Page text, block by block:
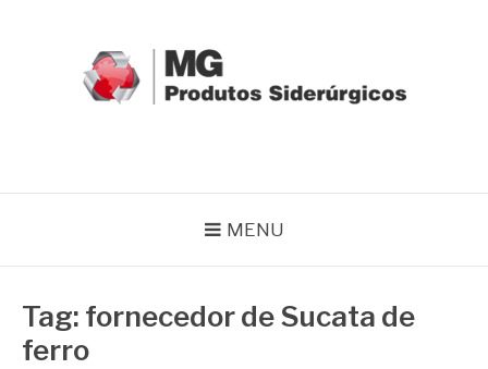
MENU
Tag: fornecedor de Sucata de
ferro